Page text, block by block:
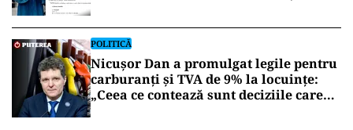
Imediat după dezvăluirile noastre, una dintre
vuvuzele, care s-a înfruptat din banii
bucureștenilor, fiind cocoțat de „frățiori”, de
două ori, în conducerea CSM București, a sărit
ca ars, dar a uitat că a pus „umărul” la
contraperformanțele echipei conduse de